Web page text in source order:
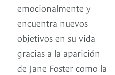
emocionalmente y
encuentra nuevos
objetivos en su vida
gracias a la aparición
de Jane Foster como la